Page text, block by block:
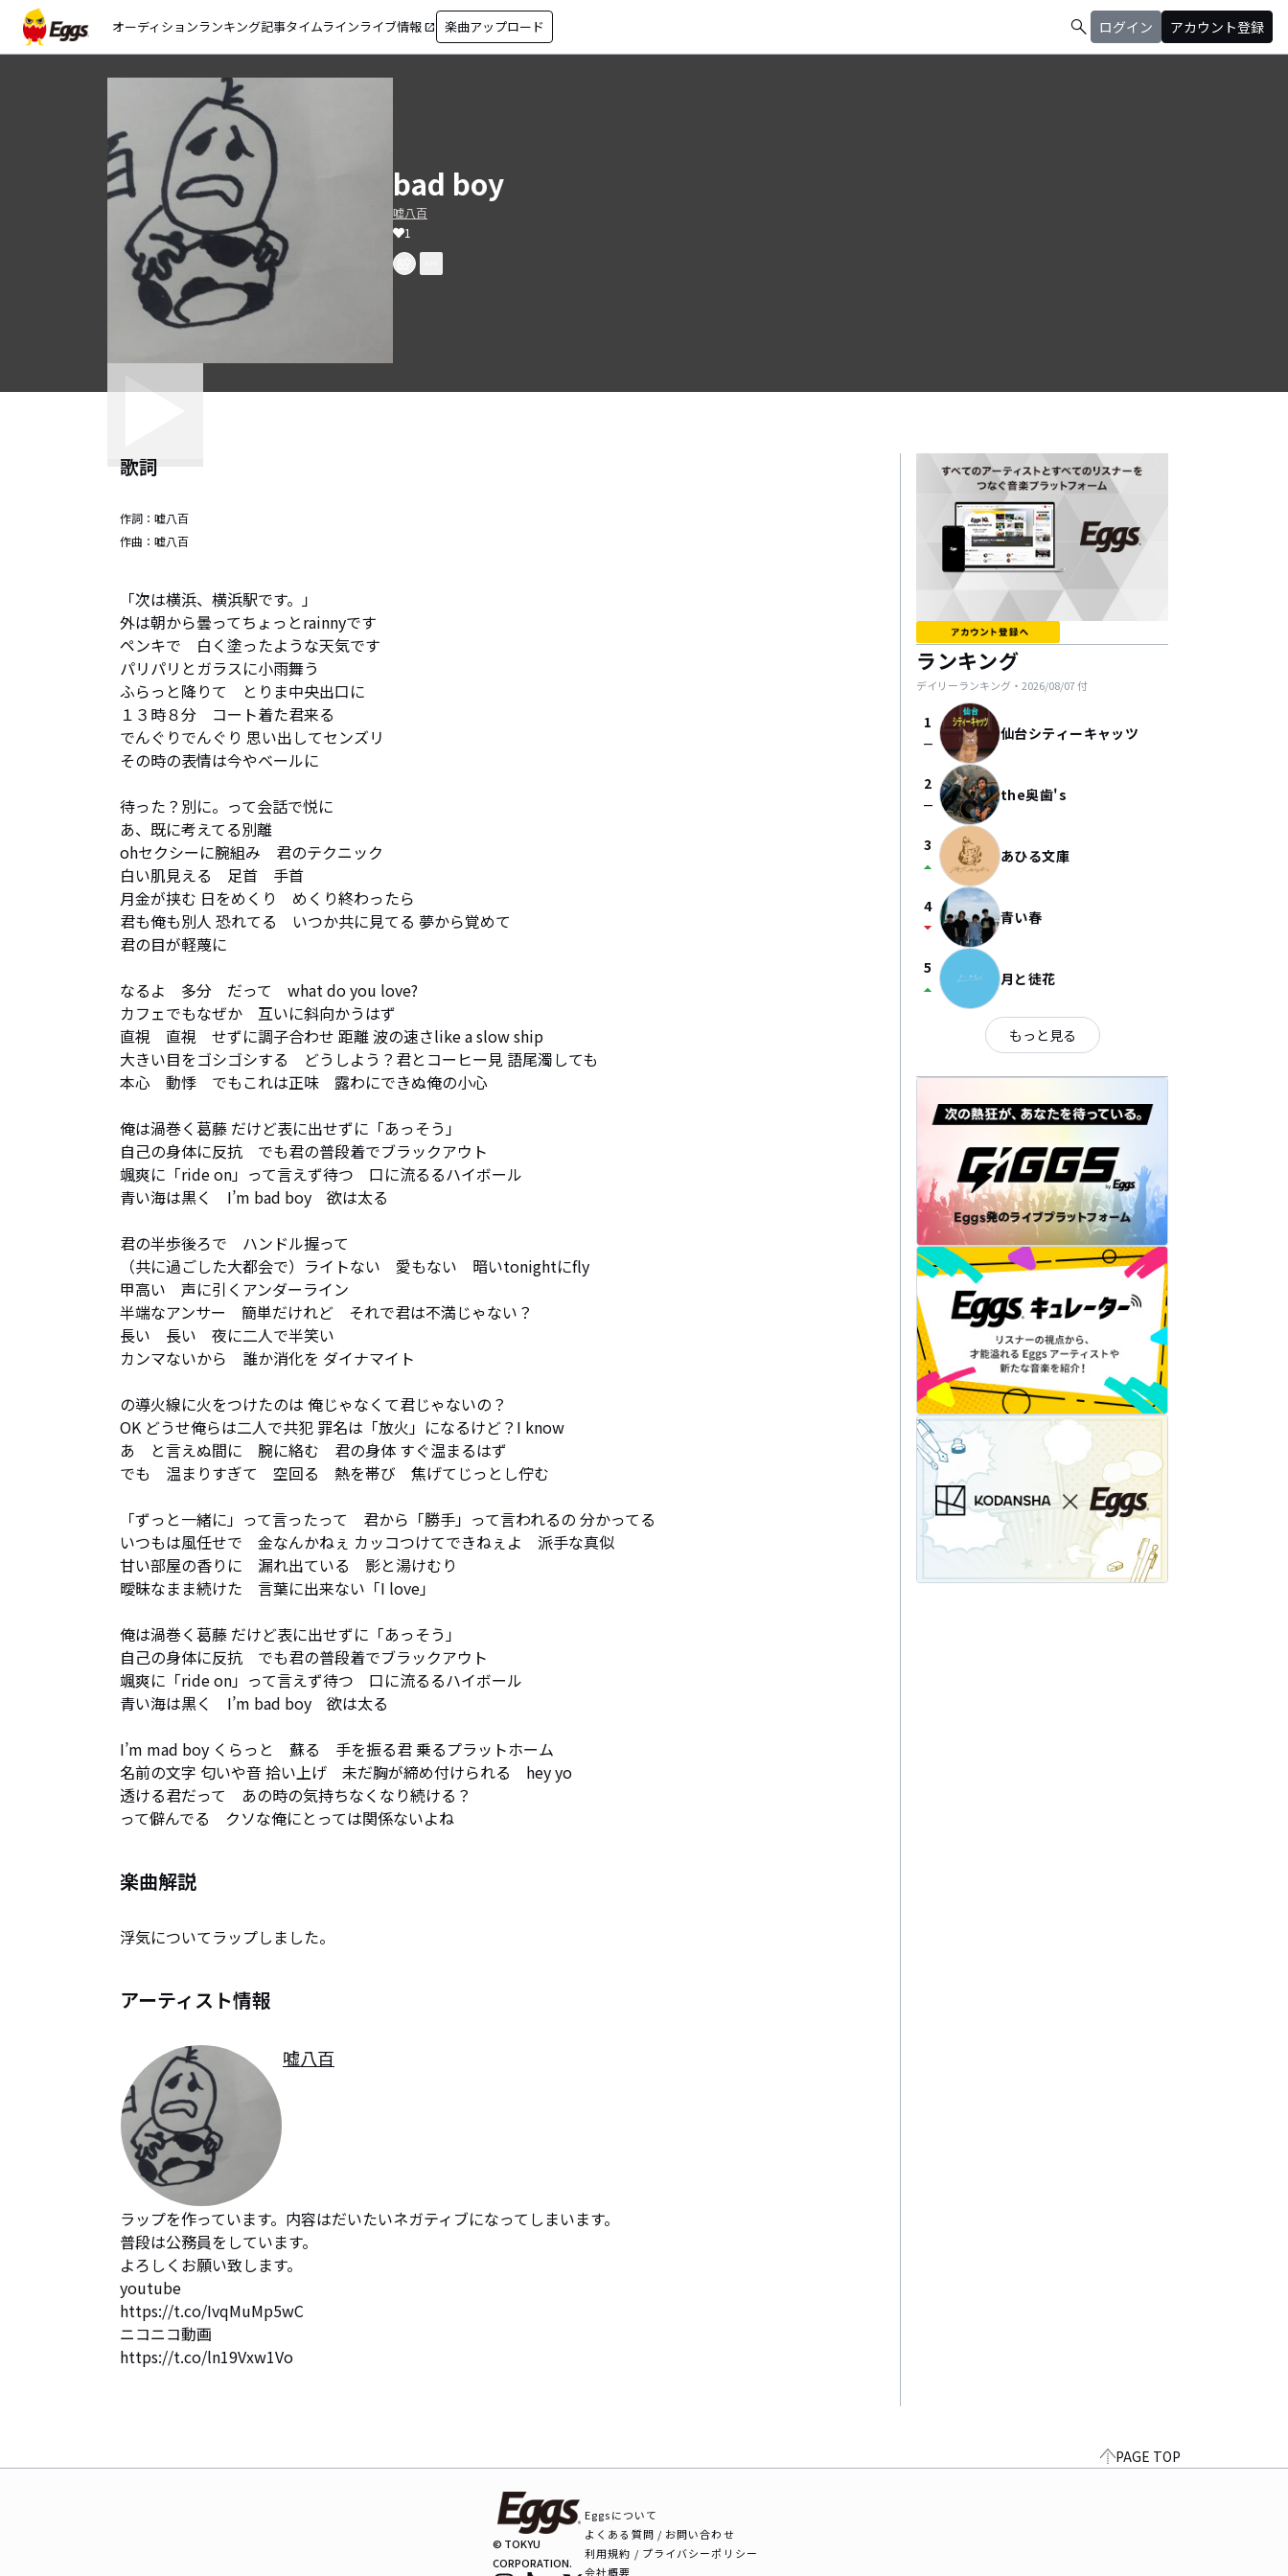
オーディションランキング記事タイムラインライブ情報 open_in_new 楽曲アップロード search ログイン アカウント登録
bad boy
嘘八百
1
歌詞
作詞： 嘘八百
作曲： 嘘八百
「次は横浜、横浜駅です。」
外は朝から曇ってちょっとrainnyです
ペンキで　白く塗ったような天気です
パリパリとガラスに小雨舞う
ふらっと降りて　とりま中央出口に
１３時８分　コート着た君来る
でんぐりでんぐり 思い出してセンズリ
その時の表情は今やベールに
待った？別に。って会話で悦に
あ、既に考えてる別離
ohセクシーに腕組み　君のテクニック
白い肌見える　足首　手首
月金が挟む 日をめくり　めくり終わったら
君も俺も別人 恐れてる　いつか共に見てる 夢から覚めて
君の目が軽蔑に
なるよ　多分　だって　what do you love?
カフェでもなぜか　互いに斜向かうはず
直視　直視　せずに調子合わせ 距離 波の速さlike a slow ship
大きい目をゴシゴシする　どうしよう？君とコーヒー見 語尾濁しても
本心　動悸　でもこれは正味　露わにできぬ俺の小心
俺は渦巻く葛藤 だけど表に出せずに「あっそう」
自己の身体に反抗　でも君の普段着でブラックアウト
颯爽に「ride on」って言えず待つ　口に流るるハイボール
青い海は黒く　I’m bad boy　欲は太る
君の半歩後ろで　ハンドル握って
（共に過ごした大都会で）ライトない　愛もない　暗いtonightにfly
甲高い　声に引くアンダーライン
半端なアンサー　簡単だけれど　それで君は不満じゃない？
長い　長い　夜に二人で半笑い
カンマないから　誰か消化を ダイナマイト
の導火線に火をつけたのは 俺じゃなくて君じゃないの？
OK どうせ俺らは二人で共犯 罪名は「放火」になるけど？I know
あ　と言えぬ間に　腕に絡む　君の身体 すぐ温まるはず
でも　温まりすぎて　空回る　熱を帯び　焦げてじっとし佇む
「ずっと一緒に」って言ったって　君から「勝手」って言われるの 分かってる
いつもは風任せで　金なんかねぇ カッコつけてできねぇよ　派手な真似
甘い部屋の香りに　漏れ出ている　影と湯けむり
曖昧なまま続けた　言葉に出来ない「I love」
俺は渦巻く葛藤 だけど表に出せずに「あっそう」
自己の身体に反抗　でも君の普段着でブラックアウト
颯爽に「ride on」って言えず待つ　口に流るるハイボール
青い海は黒く　I’m bad boy　欲は太る
I’m mad boy くらっと　蘇る　手を振る君 乗るプラットホーム
名前の文字 匂いや音 拾い上げ　未だ胸が締め付けられる　hey yo
透ける君だって　あの時の気持ちなくなり続ける？
って僻んでる　クソな俺にとっては関係ないよね
楽曲解説
浮気についてラップしました。
アーティスト情報
嘘八百
ラップを作っています。内容はだいたいネガティブになってしまいます。
普段は公務員をしています。
よろしくお願い致します。
youtube
https://t.co/IvqMuMp5wC
ニコニコ動画
https://t.co/ln19Vxw1Vo
ランキング
デイリーランキング・ 2026/08/07付
1
check_indeterminate_small 仙台シティーキャッツ
2
check_indeterminate_small the奥歯's
3
arrow_drop_up あひる文庫
4
arrow_drop_down 青い春
5
arrow_drop_up 月と徒花
もっと見る
PAGE TOP
© TOKYU
CORPORATION.
Eggsについて
よくある質問 / お問い合わせ
利用規約 / プライバシーポリシー
会社概要